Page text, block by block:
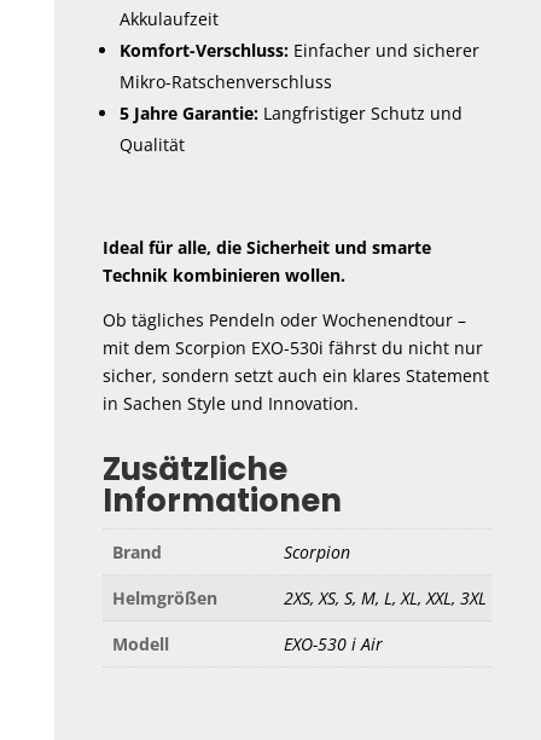
Akkulaufzeit
Komfort-Verschluss: Einfacher und sicherer
Mikro-Ratschenverschluss
5 Jahre Garantie: Langfristiger Schutz und
Qualität
Ideal für alle, die Sicherheit und smarte
Technik kombinieren wollen.
Ob tägliches Pendeln oder Wochenendtour –
mit dem Scorpion EXO-530i fährst du nicht nur
sicher, sondern setzt auch ein klares Statement
in Sachen Style und Innovation.
Zusätzliche
Informationen
Brand
Scorpion
Helmgrößen
2XS, XS, S, M, L, XL, XXL, 3XL
Modell
EXO-530 i Air